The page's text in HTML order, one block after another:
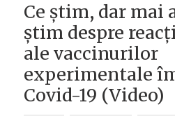
Ce știm, dar mai
știm despre
ale vaccinurilor
experimentale
Covid-19 (Video)